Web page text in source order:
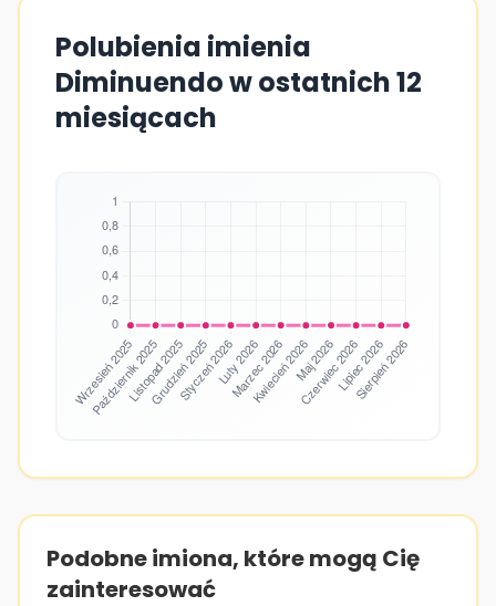
Polubienia imienia
Diminuendo w ostatnich 12
miesiącach
Podobne imiona, które mogą Cię
zainteresować